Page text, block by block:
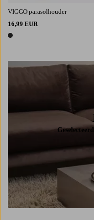
VIGGO parasolhouder
16,99 EUR
1 kleur